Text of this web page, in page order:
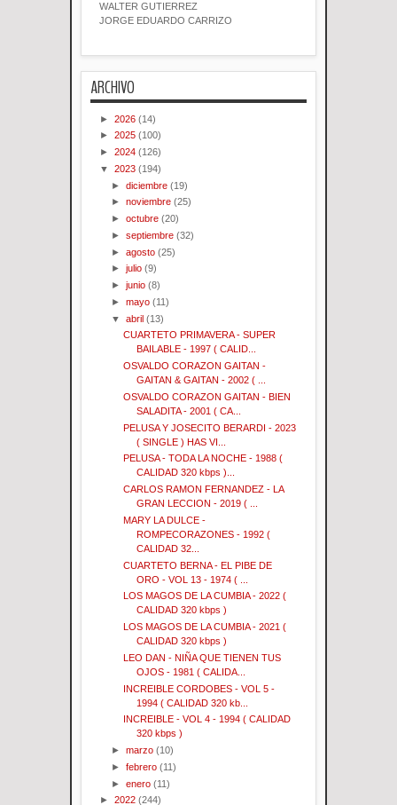
WALTER GUTIERREZ
JORGE EDUARDO CARRIZO
ARCHIVO
► 2026 (14)
► 2025 (100)
► 2024 (126)
▼ 2023 (194)
►diciembre (19)
►noviembre (25)
►octubre (20)
►septiembre (32)
►agosto (25)
►julio (9)
►junio (8)
►mayo (11)
▼abril (13)
CUARTETO PRIMAVERA - SUPER
BAILABLE - 1997 ( CALID...
OSVALDO CORAZON GAITAN -
GAITAN & GAITAN - 2002 ( ...
OSVALDO CORAZON GAITAN - BIEN
SALADITA - 2001 ( CA...
PELUSA Y JOSECITO BERARDI - 2023
( SINGLE ) HAS VI...
PELUSA - TODA LA NOCHE - 1988 (
CALIDAD 320 kbps )...
CARLOS RAMON FERNANDEZ - LA
GRAN LECCION - 2019 ( ...
MARY LA DULCE -
ROMPECORAZONES - 1992 (
CALIDAD 32...
CUARTETO BERNA - EL PIBE DE
ORO - VOL 13 - 1974 ( ...
LOS MAGOS DE LA CUMBIA - 2022 (
CALIDAD 320 kbps )
LOS MAGOS DE LA CUMBIA - 2021 (
CALIDAD 320 kbps )
LEO DAN - NIÑA QUE TIENEN TUS
OJOS - 1981 ( CALIDA...
INCREIBLE CORDOBES - VOL 5 -
1994 ( CALIDAD 320 kb...
INCREIBLE - VOL 4 - 1994 ( CALIDAD
320 kbps )
►marzo (10)
►febrero (11)
►enero (11)
► 2022 (244)